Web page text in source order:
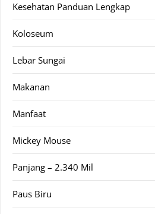
Kesehatan Panduan Lengkap
Koloseum
Lebar Sungai
Makanan
Manfaat
Mickey Mouse
Panjang – 2.340 Mil
Paus Biru